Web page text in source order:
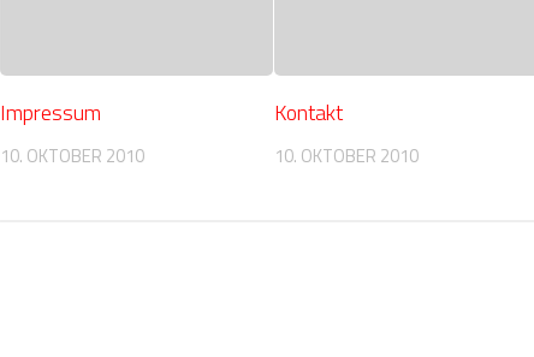
Impressum
10. OKTOBER 2010
Kontakt
10. OKTOBER 2010